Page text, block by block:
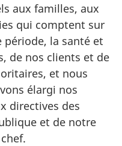
aux familles, aux
qui comptent sur
période, la santé et
de nos clients et de
et nous
élargi nos
directives des
et de notre